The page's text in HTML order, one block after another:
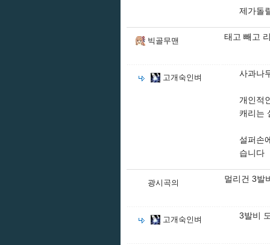
제가돌
빅골무맨 태고 빼고
고개숙인벼 사과나
개인적
캐리는
설퍼손
습니다
광시곡의 멀리건 3발
고개숙인벼 3발비